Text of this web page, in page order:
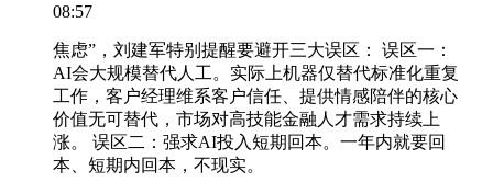
08:57
焦虑”，刘建军特别提醒要避开三大误区： 误区一：
AI会大规模替代人工。实际上机器仅替代标准化重复
工作，客户经理维系客户信任、提供情感陪伴的核心
价值无可替代，市场对高技能金融人才需求持续上
涨。 误区二：强求AI投入短期回本。一年内就要回
本、短期内回本，不现实。